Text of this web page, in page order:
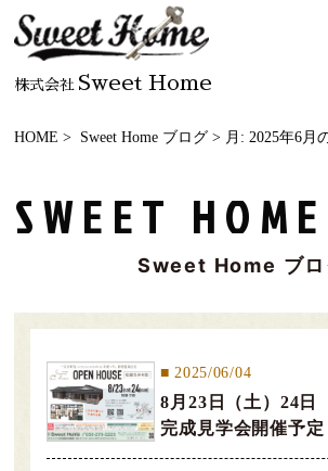
株式会社 Sweet Home
HOME > Sweet Home ブログ > 月: 2025年6月
SWEET
Sweet Home ブロ
2025/06/04
8月23日（土）24日
完成見学会開催予定